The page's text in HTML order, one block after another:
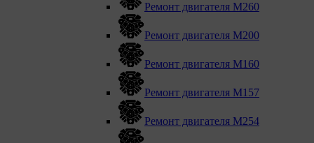
Ремонт двигателя М260
Ремонт двигателя M200
Ремонт двигателя М160
Ремонт двигателя М157
Ремонт двигателя М254